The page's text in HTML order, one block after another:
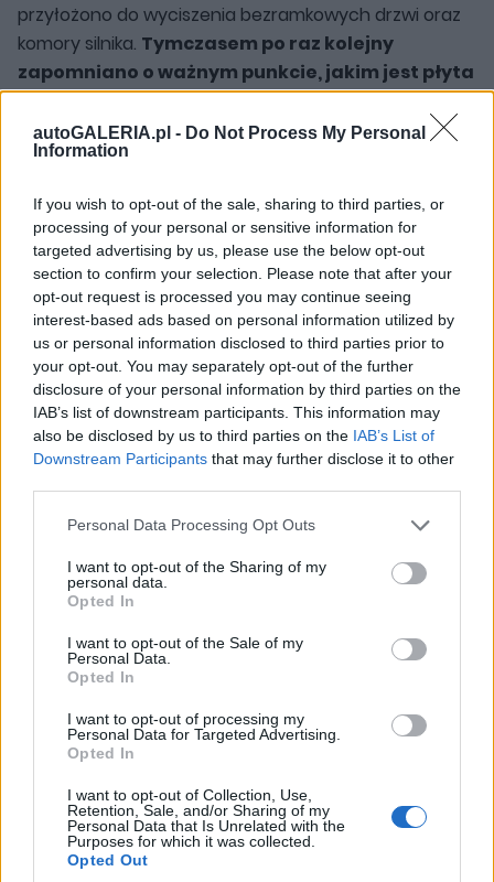
autoGALERIA.pl - Do Not Process My Personal
Information
If you wish to opt-out of the sale, sharing to third parties, or
processing of your personal or sensitive information for
targeted advertising by us, please use the below opt-out
section to confirm your selection. Please note that after your
opt-out request is processed you may continue seeing
interest-based ads based on personal information utilized by
us or personal information disclosed to third parties prior to
your opt-out. You may separately opt-out of the further
disclosure of your personal information by third parties on the
IAB’s list of downstream participants. This information may
also be disclosed by us to third parties on the IAB’s List of
Downstream Participants that may further disclose it to other
Please note that this website/app uses one or more Google
not limited to your visit or usage behaviour. You may click to
grant or deny consent to Google and its third-party tags to
use your data for below specified purposes in below Google
consent section.
Personal Data Processing Opt Outs
I want to opt-out of the Sharing of my
personal data.
Opted In
I want to opt-out of the Sale of my
Personal Data.
Opted In
I want to opt-out of processing my
Personal Data for Targeted Advertising.
Opted In
I want to opt-out of Collection, Use,
Retention, Sale, and/or Sharing of my
Personal Data that Is Unrelated with the
Purposes for which it was collected.
Opted Out
przyłożono do wyciszenia bezramkowych drzwi oraz
komory silnika. Tymczasem po raz kolejny
zapomniano o ważnym punkcie, jakim jest płyta
podłogowa.To przypadłość platformy EMP2,
doskwierająca wszystkim modelom koncernu PSA - od
Peugeota 3008, przez DS 7 Crossback, aż po Opla
tym kątem dużo bardziej dopracowany. Przy
dłuższych podróżach, zwłaszcza autostradami, hałas
ten staje się naprawdę doskwierający. Co więcej, na
gorszym asfalcie w kabinie bywa naprawdę
nieprzyjemnie. Nie jest to stopień dyskwalifikujący ten
samochód, ale w tym segmencie i przy tej cenie
można było liczyć na coś więcej.
Technologiczne "pół na pół"
"nowoczesnego" i "technologicznego" producenta,
który stawia na najnowsze rozwiązania. Tymczasem
Peugeot 508 SW oferuje wszystkiego po trochu.
systemów bezpieczeństwa - od układu
autonomicznego hamowania, przez asystentów pasa
Ten ostatni to jednak problematyczny temat,
bowiem zdarza mu się zgłupieć - i to w
niebezpieczny sposób.Otóż przy jeździe w gęstym
ruchu, gdzie zdarzy mu się kilka razy zatrzymać auto
do zera, tempomat wyłącza radar z przodu i nie
hamuje przed przeszkodą. Można się więc mocno